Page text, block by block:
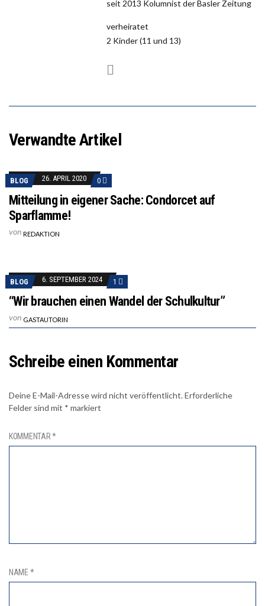
seit 2013 Kolumnist der Basler Zeitung
verheiratet
2 Kinder (11 und 13)
Verwandte Artikel
BLOG 26. APRIL 2020 0
Mitteilung in eigener Sache: Condorcet auf
Sparflamme!
von REDAKTION
BLOG 6. SEPTEMBER 2024 1
“Wir brauchen einen Wandel der Schulkultur”
von GASTAUTORIN
Schreibe einen Kommentar
Deine E-Mail-Adresse wird nicht veröffentlicht.Erforderliche
Felder sind mit * markiert
KOMMENTAR*
NAME *